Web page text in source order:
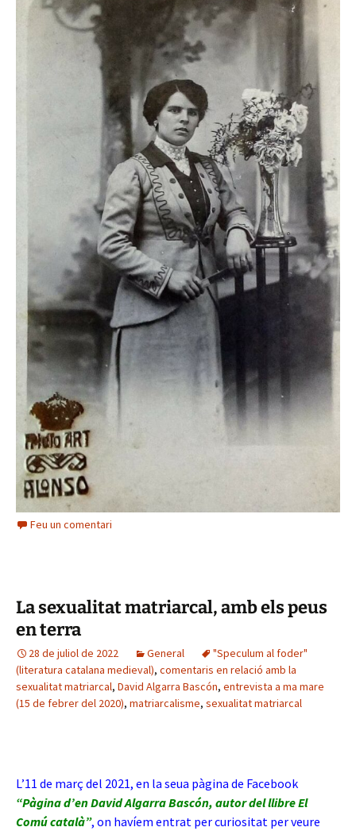
Feu un comentari
La sexualitat matriarcal, amb els peus
en terra
28 de juliol de 2022 General
"Speculum al foder"
(literatura catalana medieval), comentaris en relació amb la
sexualitat matriarcal, David Algarra Bascón, entrevista a ma mare
(15 de febrer del 2020), matriarcalisme, sexualitat matriarcal
L’11 de març del 2021, en la seua pàgina de Facebook
“Pàgina d’en David Algarra Bascón, autor del llibre El
Comú català”, on havíem entrat per curiositat per veure